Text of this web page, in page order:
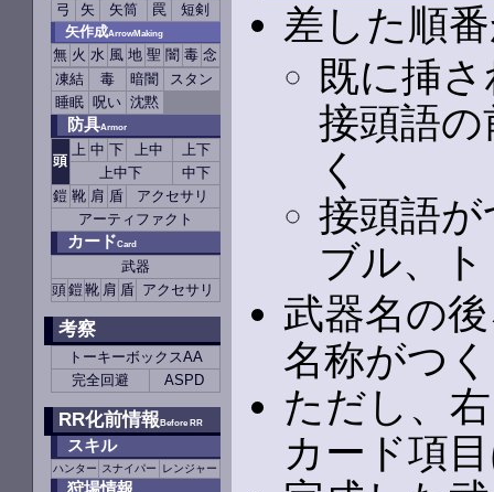
弓 矢 矢筒 罠
短剣
矢作成ArrowMaking
無 火 水 風 地 聖 闇 毒 念
凍結
毒 暗闇
スタン
睡眠 呪い 沈黙
防具Armor
頭
上 中 下 上中
上下
上中下
中下
鎧 靴 肩 盾
アクセサリ
アーティファクト
カードCard
武器
頭鎧靴 肩 盾 アクセサリ
考察
トーキーボックスAA
完全回避
ASPD
RR化前情報Before RR
スキル
ハンター スナイパー レンジャー
狩場情報
差した順
既に挿
接頭語
く
接頭語
ブル、
武器名の
名称がつ
ただし、
カード項